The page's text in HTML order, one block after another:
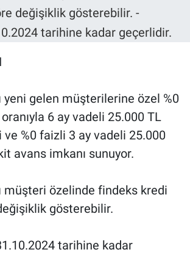
yeni gelen müşterilerine özel %0
6 ay vadeli 25.000 TL
%0 faizli 3 ay vadeli 25.000
avans imkanı sunuyor.
müşteri özelinde findeks kredi
gösterebilir.
tarihine kadar